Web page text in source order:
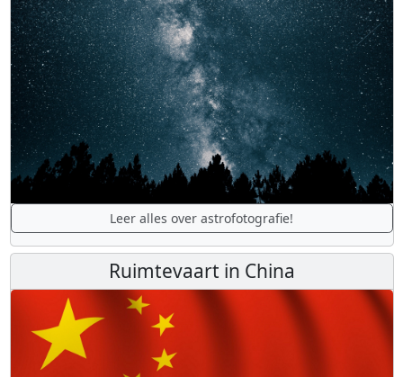
Leer alles over astrofotografie!
Ruimtevaart in China